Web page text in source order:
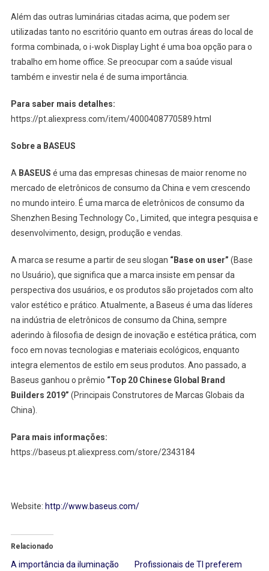
Além das outras luminárias citadas acima, que podem ser
utilizadas tanto no escritório quanto em outras áreas do local de
forma combinada, o i-wok Display Light é uma boa opção para o
trabalho em home office. Se preocupar com a saúde visual
também e investir nela é de suma importância.
Para saber mais detalhes:
https://pt.aliexpress.com/item/4000408770589.html
Sobre a BASEUS
A BASEUS é uma das empresas chinesas de maior renome no
mercado de eletrônicos de consumo da China e vem crescendo
no mundo inteiro. É uma marca de eletrônicos de consumo da
Shenzhen Besing Technology Co., Limited, que integra pesquisa e
desenvolvimento, design, produção e vendas.
A marca se resume a partir de seu slogan “Base on user” (Base
no Usuário), que significa que a marca insiste em pensar da
perspectiva dos usuários, e os produtos são projetados com alto
valor estético e prático. Atualmente, a Baseus é uma das líderes
na indústria de eletrônicos de consumo da China, sempre
aderindo à filosofia de design de inovação e estética prática, com
foco em novas tecnologias e materiais ecológicos, enquanto
integra elementos de estilo em seus produtos. Ano passado, a
Baseus ganhou o prêmio “Top 20 Chinese Global Brand
Builders 2019” (Principais Construtores de Marcas Globais da
China).
Para mais informações:
https://baseus.pt.aliexpress.com/store/2343184
Website: http://www.baseus.com/
Relacionado
A importância da iluminação
Profissionais de TI preferem